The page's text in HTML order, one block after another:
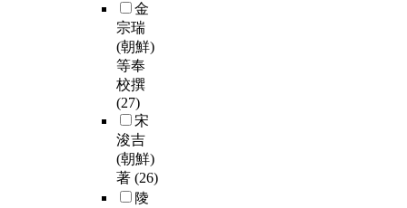
金
宗瑞
(朝鮮)
等奉
校撰
(27)
宋
浚吉
(朝鮮)
著 (26)
陵